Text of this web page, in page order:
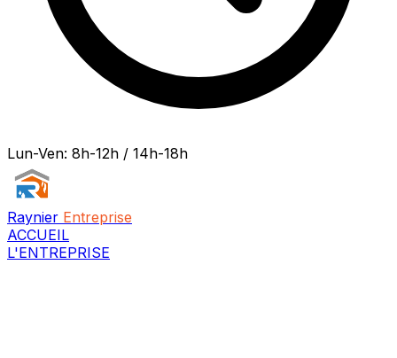
Lun-Ven: 8h-12h / 14h-18h
Raynier Entreprise
ACCUEIL
L'ENTREPRISE